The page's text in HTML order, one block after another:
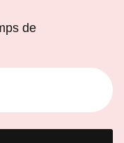
de